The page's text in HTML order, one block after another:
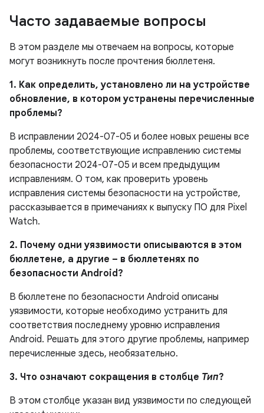
Часто задаваемые вопросы
В этом разделе мы отвечаем на вопросы, которые
могут возникнуть после прочтения бюллетеня.
1. Как определить, установлено ли на устройстве
обновление, в котором устранены перечисленные
проблемы?
В исправлении 2024-07-05 и более новых решены все
проблемы, соответствующие исправлению системы
безопасности 2024-07-05 и всем предыдущим
исправлениям. О том, как проверить уровень
исправления системы безопасности на устройстве,
рассказывается в примечаниях к выпуску ПО для Pixel
Watch.
2. Почему одни уязвимости описываются в этом
бюллетене, а другие – в бюллетенях по
безопасности Android?
В бюллетене по безопасности Android описаны
уязвимости, которые необходимо устранить для
соответствия последнему уровню исправления
Android. Решать для этого другие проблемы, например
перечисленные здесь, необязательно.
3. Что означают сокращения в столбце Тип?
В этом столбце указан вид уязвимости по следующей